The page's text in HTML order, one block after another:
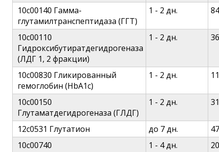
10c00140 Гамма-
глутамилтранспептидаза (ГГТ)
1 - 2 дн.
10c00110
Гидроксибутиратдегидрогеназа
(ЛДГ 1, 2 фракции)
1 - 2 дн.
10c00830 Гликированный
гемоглобин (HbA1c)
1 - 2 дн.
10c00150
Глутаматдегидрогеназа (ГЛДГ)
1 - 2 дн.
12c0531 Глутатион до 7 дн.
10c00740
1 - 4 дн.